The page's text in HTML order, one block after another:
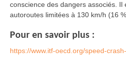
conscience des dangers associés. Il
autoroutes limitées à 130 km/h (16
Pour en savoir plus :
https://www.itf-oecd.org/speed-